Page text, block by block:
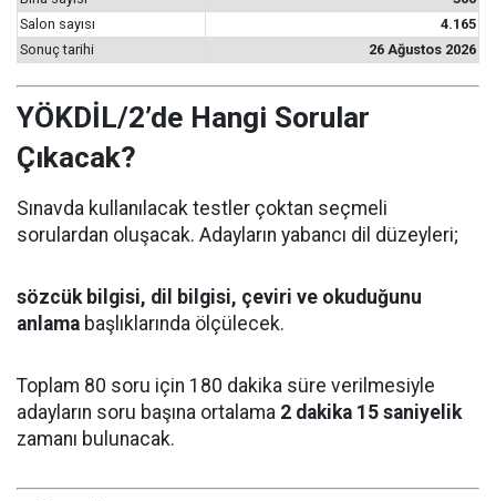
Salon sayısı
4.165
Sonuç tarihi
26 Ağustos 2026
YÖKDİL/2’de Hangi Sorular
Çıkacak?
Sınavda kullanılacak testler çoktan seçmeli
sorulardan oluşacak. Adayların yabancı dil düzeyleri;
sözcük bilgisi, dil bilgisi, çeviri ve okuduğunu
anlama başlıklarında ölçülecek.
Toplam 80 soru için 180 dakika süre verilmesiyle
adayların soru başına ortalama 2 dakika 15 saniyelik
zamanı bulunacak.